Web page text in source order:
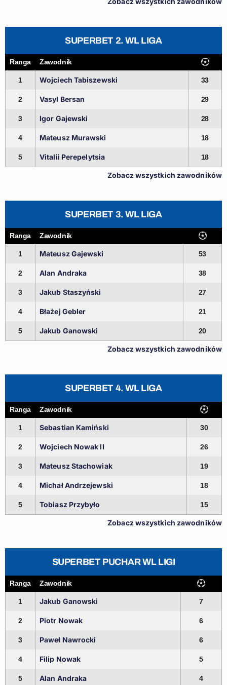
SUPERBET 2. WL LIGA
Ranga Zawodnik
1 Wojciech Tabiszewski 33
2 Vasyl Bersan 29
3 Igor Gajewski 28
4 Mateusz Murawski 18
5 Vitalii Perepelytsia 18
Zobacz wszystkich zawodników
SUPERBET 3. WL LIGA
Ranga Zawodnik
1 Mateusz Gajewski 53
2 Alan Andraka 38
3 Jakub Staszyński 27
4 Błażej Gebler 21
5 Jakub Ganowski 20
Zobacz wszystkich zawodników
SUPERBET 4. WL LIGA
Ranga Zawodnik
1 Sebastian Kamiński 30
2 Wojciech Nowak II 26
3 Mateusz Stachowiak 19
4 Michał Andrzejewski 18
5 Tobiasz Przybyło 15
Zobacz wszystkich zawodników
SUPERBET PUCHAR WL LIGI
Ranga Zawodnik
1 Jakub Ganowski 7
2 Piotr Nowak 6
3 Paweł Nawrocki 6
4 Filip Nowak 5
5 Alan Andraka 4